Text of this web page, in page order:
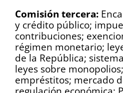
Comisión tercera:
y crédito público;
contribuciones;
régimen monetario;
de la República;
leyes sobre
empréstitos; mercado